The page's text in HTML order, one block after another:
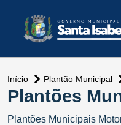
Início Plantão Municipal
Plantões
Plantões Municipais